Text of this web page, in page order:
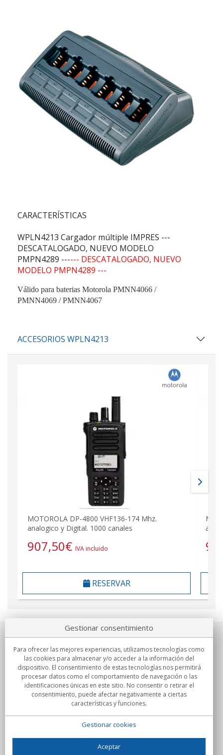
CARACTERÍSTICAS
WPLN4213 Cargador múltiple IMPRES ---
DESCATALOGADO, NUEVO MODELO
PMPN4289 ------ DESCATALOGADO, NUEVO
MODELO PMPN4289 ---
Válido para baterias Motorola PMNN4066 /
PMNN4069 / PMNN4067
ACCESORIOS WPLN4213
MOTOROLA DP-4800 VHF136-174 Mhz.
analogico y Digital. 1000 canales
907,50€ IVA incluido
RESERVAR
Sobre nosotros
Compromisos
Compras
Gestionar consentimiento
Para ofrecer las mejores experiencias, utilizamos tecnologías como
las cookies para almacenar y/o acceder a la información del
dispositivo. El consentimiento de estas tecnologías nos permitirá
procesar datos como el comportamiento de navegación o las
identificaciones únicas en este sitio. No consentir o retirar el
consentimiento, puede afectar negativamente a ciertas
características y funciones.
Gestionar cookies
Aceptar